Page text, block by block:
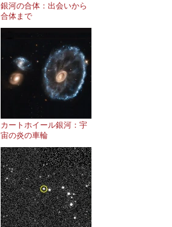
銀河の合体：出会いから
合体まで
カートホイール銀河：宇
宙の炎の車輪